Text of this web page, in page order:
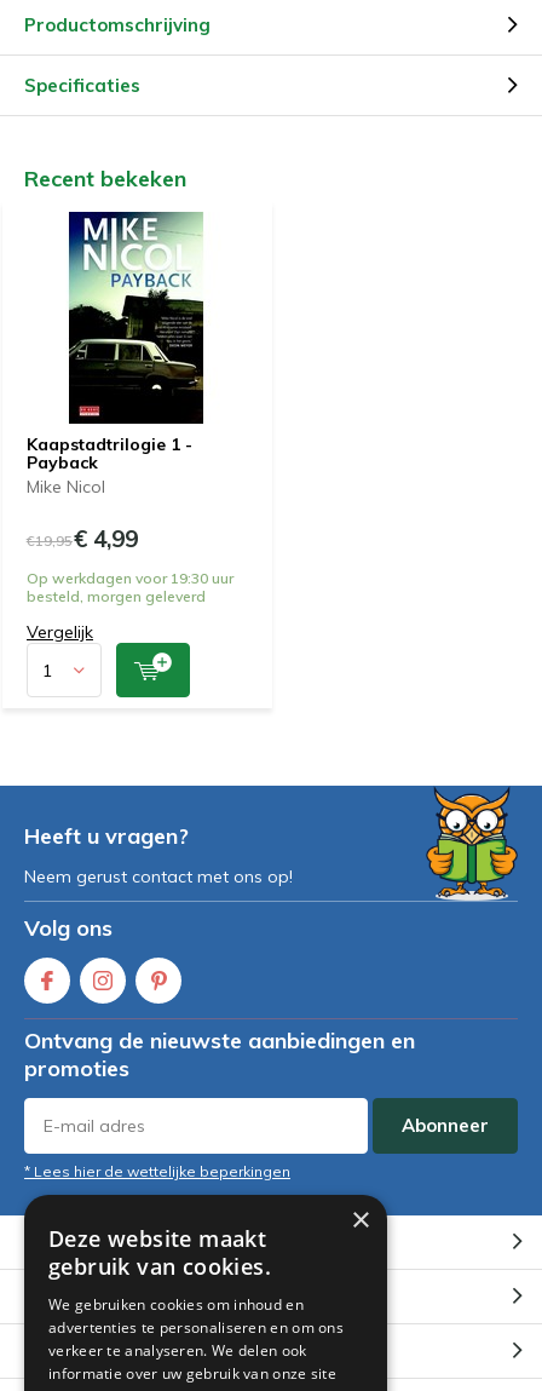
Productomschrijving
Specificaties
Recent bekeken
Kaapstadtrilogie 1 -
Payback
Mike Nicol
€19,95€ 4,99
Op werkdagen voor 19:30 uur
besteld, morgen geleverd
Vergelijk
Heeft u vragen?
Neem gerust contact met ons op!
Volg ons
Ontvang de nieuwste aanbiedingen en
promoties
Abonneer
* Lees hier de wettelijke beperkingen
Klantenservice
Mijn account
Categorieën
×
Deze website maakt
gebruik van cookies.
We gebruiken cookies om inhoud en
advertenties te personaliseren en om ons
verkeer te analyseren. We delen ook
informatie over uw gebruik van onze site